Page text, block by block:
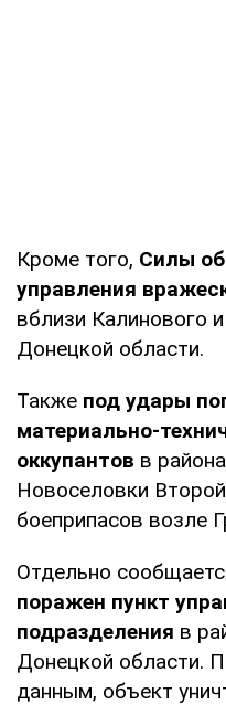
Кроме того, Силы
управления
вблизи Калинового
Донецкой области.
Также под удары
материально-
оккупантов в
Новоселовки
боеприпасов возле
Отдельно
поражен пункт
подразделения в
Донецкой области.
данным, объект